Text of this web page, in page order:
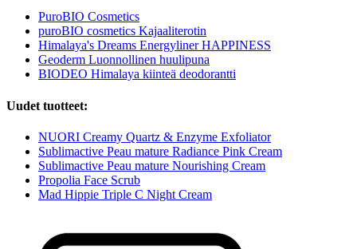
PuroBIO Cosmetics
puroBIO cosmetics Kajaaliterotin
Himalaya's Dreams Energyliner HAPPINESS
Geoderm Luonnollinen huulipuna
BIODEO Himalaya kiinteä deodorantti
Uudet tuotteet:
NUORI Creamy Quartz & Enzyme Exfoliator
Sublimactive Peau mature Radiance Pink Cream
Sublimactive Peau mature Nourishing Cream
Propolia Face Scrub
Mad Hippie Triple C Night Cream